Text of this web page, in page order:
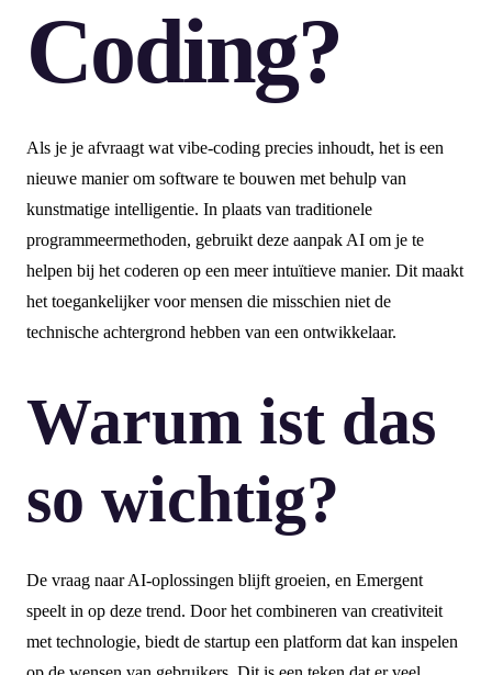
Coding?
Als je je afvraagt wat vibe-coding precies inhoudt, het is een
nieuwe manier om software te bouwen met behulp van
kunstmatige intelligentie. In plaats van traditionele
programmeermethoden, gebruikt deze aanpak AI om je te
helpen bij het coderen op een meer intuïtieve manier. Dit maakt
het toegankelijker voor mensen die misschien niet de
technische achtergrond hebben van een ontwikkelaar.
Warum ist das
so wichtig?
De vraag naar AI-oplossingen blijft groeien, en Emergent
speelt in op deze trend. Door het combineren van creativiteit
met technologie, biedt de startup een platform dat kan inspelen